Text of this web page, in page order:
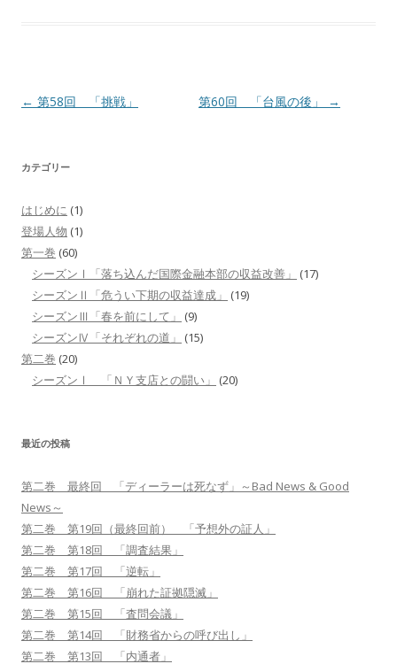
投
ビ
ー
シ
ョ
ン
← 第58回 「挑戦」 第60回 「台風の後」 →
カテゴリー
はじめに (1)
登場人物 (1)
第一巻 (60)
シーズンⅠ「落ち込んだ国際金融本部の収益改善」
(17)
シーズンⅡ「危うい下期の収益達成」
(19)
シーズンⅢ「春を前にして」
(9)
シーズンⅣ「それぞれの道」
(15)
第二巻 (20)
シーズンⅠ 「ＮＹ支店との闘い」
(20)
最近の投稿
第二巻 最終回 「ディーラーは死なず」～Bad News & Good
News～
第二巻 第19回（最終回前） 「予想外の証人」
第二巻 第18回 「調査結果」
第二巻 第17回 「逆転」
第二巻 第16回 「崩れた証拠隠滅」
第二巻 第15回 「査問会議」
第二巻 第14回 「財務省からの呼び出し」
第二巻 第13回 「内通者」